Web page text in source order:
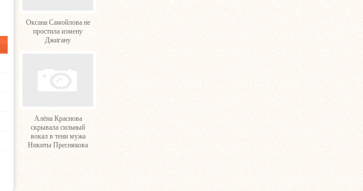
Оксана Самойлова не
простила измену
Джигану
Алёна Краснова
скрывала сильный
вокал в тени мужа
Никиты Преснякова